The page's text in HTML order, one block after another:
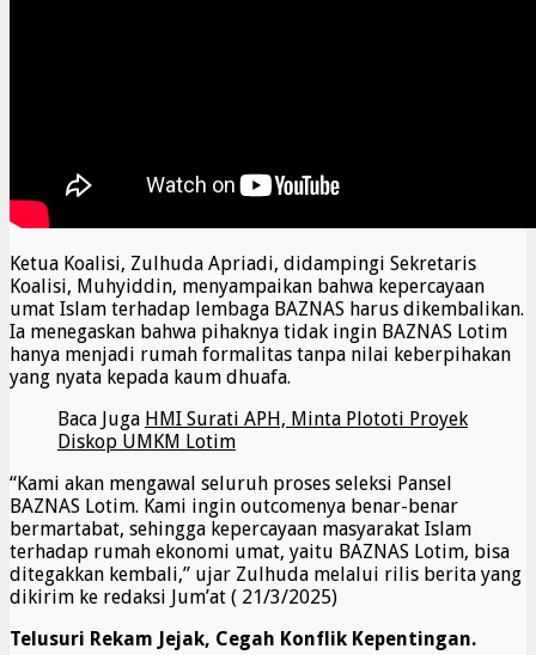
Ketua Koalisi, Zulhuda Apriadi, didampingi Sekretaris
Koalisi, Muhyiddin, menyampaikan bahwa kepercayaan
umat Islam terhadap lembaga BAZNAS harus dikembalikan.
Ia menegaskan bahwa pihaknya tidak ingin BAZNAS Lotim
hanya menjadi rumah formalitas tanpa nilai keberpihakan
yang nyata kepada kaum dhuafa.
Baca Juga HMI Surati APH, Minta Plototi Proyek
Diskop UMKM Lotim
“Kami akan mengawal seluruh proses seleksi Pansel
BAZNAS Lotim. Kami ingin outcomenya benar-benar
bermartabat, sehingga kepercayaan masyarakat Islam
terhadap rumah ekonomi umat, yaitu BAZNAS Lotim, bisa
ditegakkan kembali,” ujar Zulhuda melalui rilis berita yang
dikirim ke redaksi Jum’at ( 21/3/2025)
Telusuri Rekam Jejak, Cegah Konflik Kepentingan.